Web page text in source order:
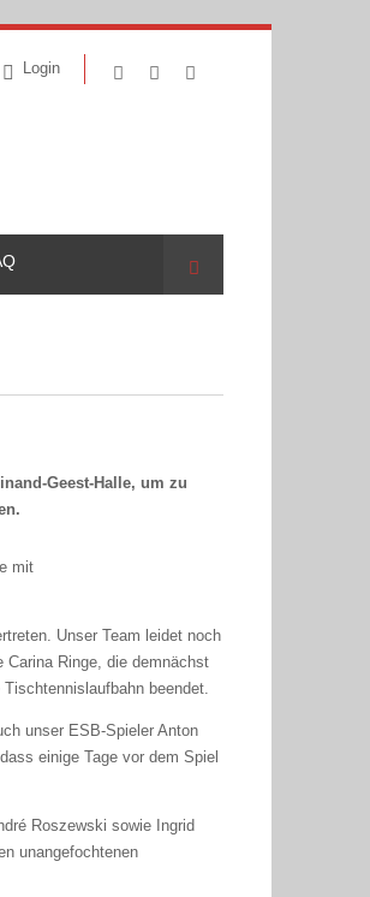
Login
Suche
Geest-Halle, um zu
mit
Unser Team leidet noch
Carina Ringe, die demnächst
beendet.
unser ESB-Spieler Anton
einige Tage vor dem Spiel
Roszewski sowie Ingrid
unangefochtenen